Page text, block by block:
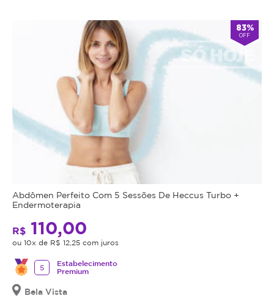
83%
OFF
Abdômen Perfeito Com 5 Sessões De Heccus Turbo +
Endermoterapia
R$ 110,00
ou 10x de R$ 12,25 com juros
5
Estabelecimento
Premium
Bela Vista